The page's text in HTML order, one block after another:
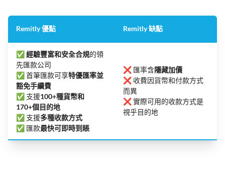
Remitly 優點 Remitly 缺點
✅ 經驗豐富和安全合規的領
先匯款公司
✅ 首筆匯款可享特優匯率並
豁免手續費
✅ 支援100+種貨幣和
170+個目的地
✅ 支援多種收款方式
✅ 匯款最快可即時到賬
❌ 匯率含隱藏加價
❌ 收費因貨幣和付款方式
而異
❌ 實際可用的收款方式是
視乎目的地